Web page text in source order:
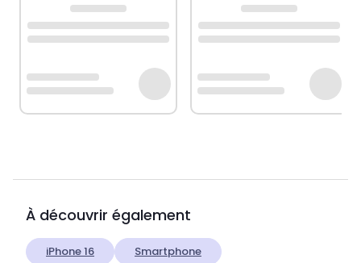
À découvrir également
iPhone 16
Smartphone